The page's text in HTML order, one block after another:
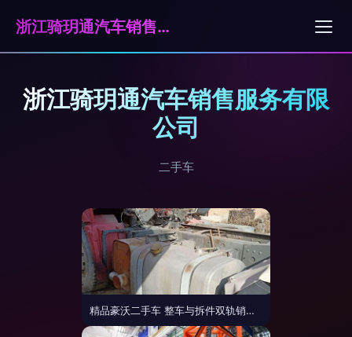
浙江骑玥通汽车销售服务有限公司
浙江骑玥通汽车销售服务有限
公司
二手车
精品豪沃二手车 整车与拆件双轨销售，专业平台可靠之选